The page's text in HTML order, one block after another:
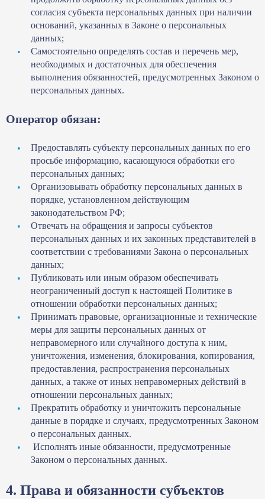
согласия субъекта персональных данных при наличии
оснований, указанных в Законе о персональных
данных;
Самостоятельно определять состав и перечень мер,
необходимых и достаточных для обеспечения
выполнения обязанностей, предусмотренных Законом о
персональных данных.
Оператор обязан:
Предоставлять субъекту персональных данных по его
просьбе информацию, касающуюся обработки его
персональных данных;
Организовывать обработку персональных данных в
порядке, установленном действующим
законодательством РФ;
Отвечать на обращения и запросы субъектов
персональных данных и их законных представителей в
соответствии с требованиями Закона о персональных
данных;
Публиковать или иным образом обеспечивать
неограниченный доступ к настоящей Политике в
отношении обработки персональных данных;
Принимать правовые, организационные и технические
меры для защиты персональных данных от
неправомерного или случайного доступа к ним,
уничтожения, изменения, блокирования, копирования,
предоставления, распространения персональных
данных, а также от иных неправомерных действий в
отношении персональных данных;
Прекратить обработку и уничтожить персональные
данные в порядке и случаях, предусмотренных Законом
о персональных данных.
Исполнять иные обязанности, предусмотренные
Законом о персональных данных.
4. Права и обязанности субъектов